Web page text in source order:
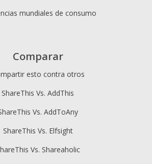
mundiales de consumo
Comparar
esto contra otros
ShareThis Vs. AddThis
Vs. AddToAny
ShareThis Vs. Elfsight
Vs. Shareaholic